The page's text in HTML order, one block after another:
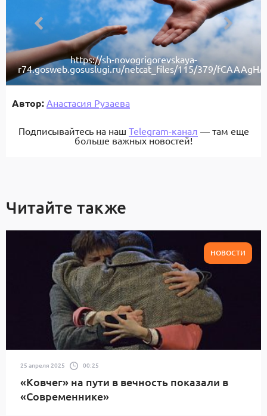
https://sh-novogrigorevskaya-
r74.gosweb.gosuslugi.ru/netcat_files/115/379/
Автор: Анастасия Рузаева
Подписывайтесь на наш Telegram-канал — там еще
больше важных новостей!
Читайте также
НОВОСТИ
25 апреля 2025 00:25
«Ковчег» на пути в вечность показали в
«Современнике»